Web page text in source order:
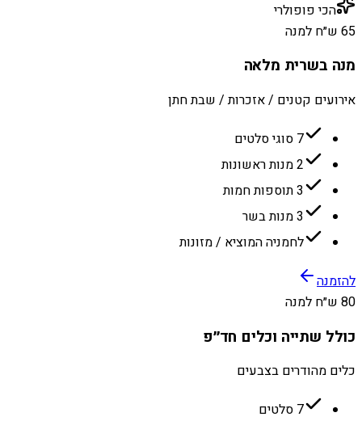
הכי פופולרי
65 ש״ח למנה
מנה בשרית מלאה
אירועים קטנים / אזכרות / שבת חתן
7 סוגי סלטים
2 מנות ראשונות
3 תוספות חמות
3 מנות בשר
לחמניה המוציא / מזונות
להזמנה
80 ש״ח למנה
כולל שתייה וכלים חד״פ
כלים מהודרים בצבעים
7 סלטים